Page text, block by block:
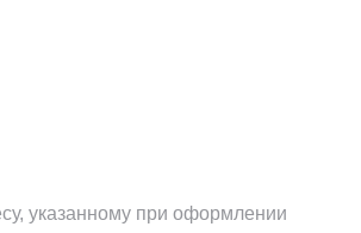
(
указанному при оформлении